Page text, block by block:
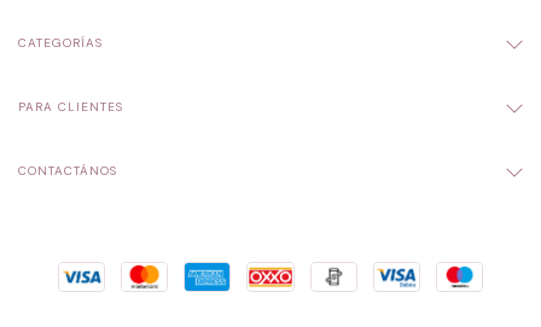
CATEGORÍAS
PARA CLIENTES
CONTACTÁNOS